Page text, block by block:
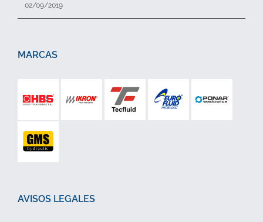
02/09/2019
MARCAS
AVISOS LEGALES